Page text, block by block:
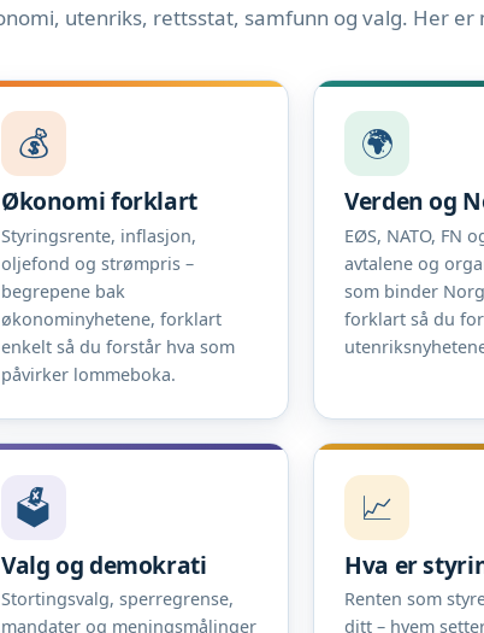
utenriks, rettsstat, samfunn og valg. Her er
💰
Økonomi forklart
Styringsrente, inflasjon,
oljefond og strømpris –
begrepene bak
økonominyhetene, forklart
enkelt så du forstår hva som
påvirker lommeboka.
🌍
Verden og
EØS, NATO, FN
avtalene og
som binder
forklart så du
🗳️
Valg og demokrati
Stortingsvalg, sperregrense,
mandater og meningsmålinger
📈
Hva er
Renten som
ditt – hvem